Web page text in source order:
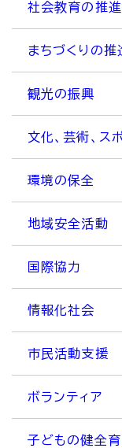
社会教育の推進
まちづくりの推
観光の振興
文化、芸術、ス
環境の保全
地域安全活動
国際協力
情報化社会
市民活動支援
ボランティア
子どもの健全